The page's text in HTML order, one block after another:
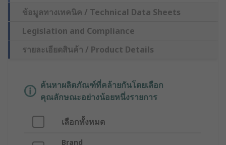
ข้อมูลทางเทคนิค / Technical Data Sheets
Legislation and Compliance
รายละเอียดสินค้า / Product Details
ค้นหาผลิตภัณฑ์ที่คล้ายกันโดยเลือก
คุณลักษณะอย่างน้อยหนึ่งรายการ
เลือกทั้งหมด
Brand